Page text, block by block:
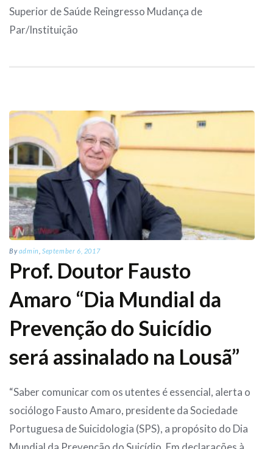
Superior de Saúde Reingresso Mudança de
Par/Instituição
Byadmin ,September 6, 2017
Prof. Doutor Fausto
Amaro “Dia Mundial da
Prevenção do Suicídio
será assinalado na Lousã”
“Saber comunicar com os utentes é essencial, alerta o
sociólogo Fausto Amaro, presidente da Sociedade
Portuguesa de Suicidologia (SPS), a propósito do Dia